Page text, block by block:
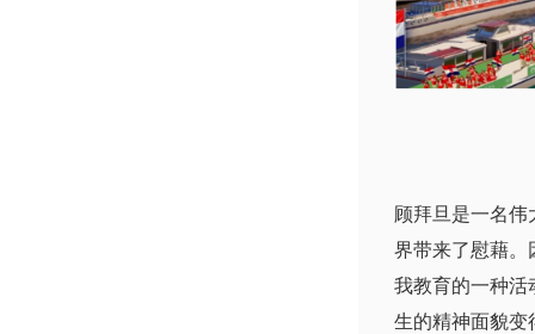
顾拜旦是一名
界带来了慰藉。
我教育的一种活
生的精神面貌变